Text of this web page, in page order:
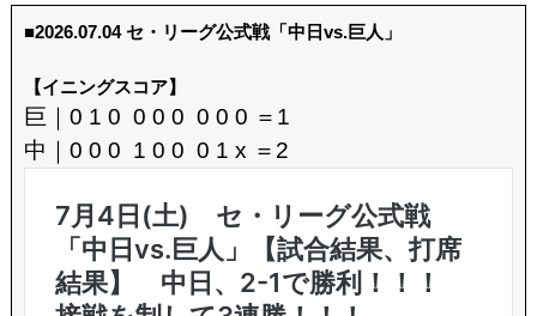
■2026.07.04 セ・リーグ公式戦「中日vs.巨人」
【イニングスコア】
巨｜0 1 0 0 0 0 0 0 0 ＝1
中｜0 0 0 1 0 0 0 1 x ＝2